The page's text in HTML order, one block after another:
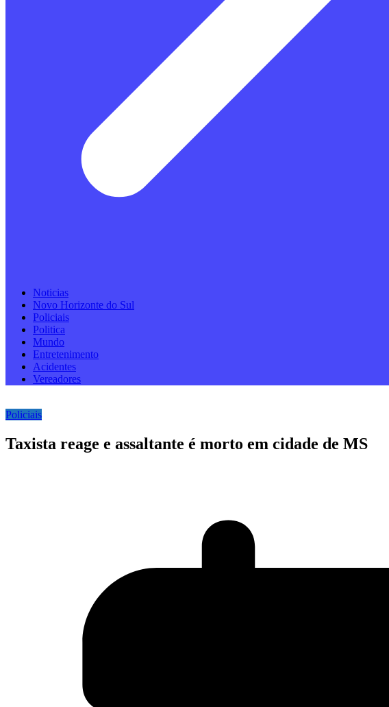
Noticias
Novo Horizonte do Sul
Policiais
Politica
Mundo
Entretenimento
Acidentes
Vereadores
Policiais
Taxista reage e assaltante é morto em cidade de MS